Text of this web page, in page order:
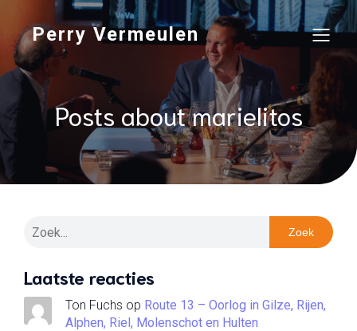
Perry Vermeulen
Posts about marielitos
Zoek
Laatste reacties
Ton Fuchs op Route 13 – Oorlog in Gilze, Rijen,
Alphen, Riel, Molenschot en Hulten